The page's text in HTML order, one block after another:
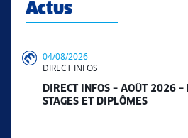
Actus
04/08/2026
DIRECT INFOS
DIRECT INFOS – AOÛT 2026 –
STAGES ET DIPLÔMES